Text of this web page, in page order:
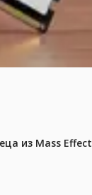
из Mass Effect